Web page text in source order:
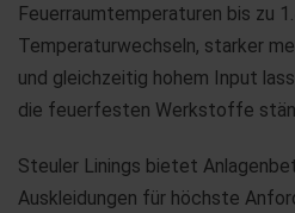
Feuerraumtemperaturen bis zu
Temperaturwechseln, starker
und gleichzeitig hohem Input
die feuerfesten Werkstoffe
Steuler Linings bietet
Auskleidungen für höchste